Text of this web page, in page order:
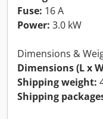
Fuse: 16 A
Power: 3.0 kW
Dimensions &
Dimensions (L x
Shipping weight:
Shipping